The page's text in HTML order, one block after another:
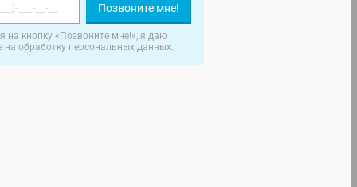
Позвоните мне!
на кнопку «Позвоните мне!», я даю
на обработку персональных данных.